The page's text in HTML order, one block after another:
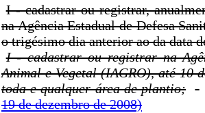
I - cadastrar ou registrar,
na Agência Estadual de Defesa
o trigésimo dia anterior ao da data
I - cadastrar ou registrar na
Animal e Vegetal (IAGRO), até 10
toda e qualquer área de plantio;
19 de dezembro de 2008)